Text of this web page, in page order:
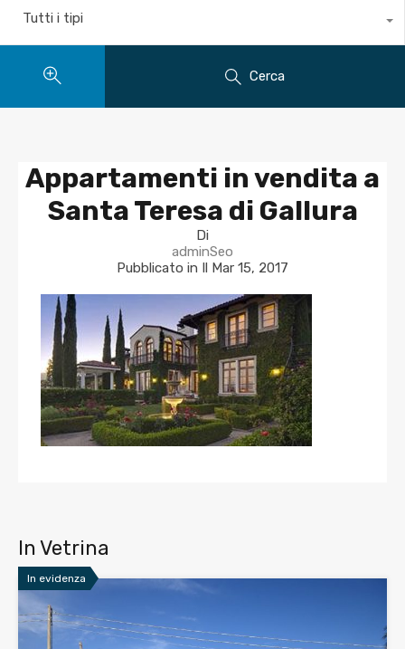
Tutti i tipi
Cerca
Appartamenti in vendita a
Santa Teresa di Gallura
Di
adminSeo
Pubblicato in Il Mar 15, 2017
In Vetrina
In evidenza